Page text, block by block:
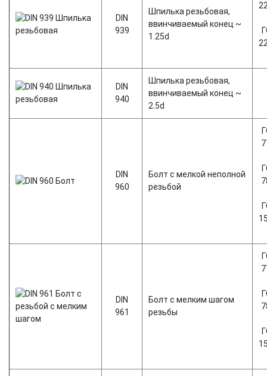
DIN
939
Шпилька резьбовая,
ввинчиваемый конец ~
1.25d
DIN
940
Шпилька резьбовая,
ввинчиваемый конец ~
2.5d
DIN
960
Болт с мелкой неполной
резьбой
DIN
961
Болт с мелким шагом
резьбы